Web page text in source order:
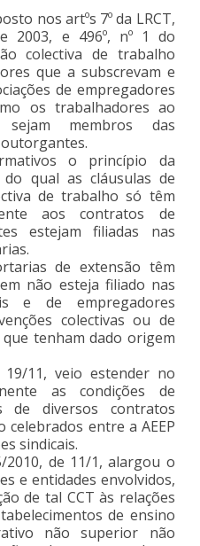
nos artºs 7º da LRCT,
2003, e 496º, nº 1 do
colectiva de trabalho
que a subscrevam e
de empregadores
os trabalhadores ao
membros das
o princípio da
qual as cláusulas de
de trabalho só têm
aos contratos de
estejam filiadas nas
de extensão têm
não esteja filiado nas
e de empregadores
colectivas ou de
tenham dado origem
19/11, veio estender no
as condições de
de diversos contratos
celebrados entre a AEEP
sindicais.
2010, de 11/1, alargou o
e entidades envolvidos,
de tal CCT às relações
de ensino
não superior não